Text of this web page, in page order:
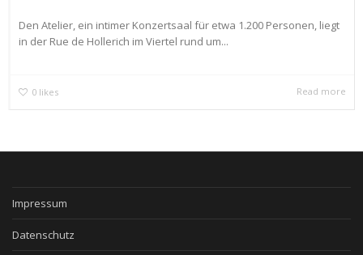
Den Atelier, ein intimer Konzertsaal für etwa 1.200 Personen, liegt
in der Rue de Hollerich im Viertel rund um...
0 likes Read more
Impressum
Datenschutz